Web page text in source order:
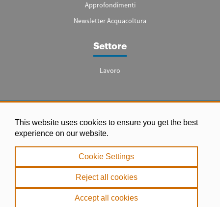
This website uses cookies to ensure you get the best
experience on our website.
Cookie Settings
Reject all cookies
Accept all cookies
Approfondimenti
Newsletter Acquacoltura
Settore
Lavoro
Note legali
|
Politica sui Cookie
. Copyright dei testi, delle immagini e dei video © misPeces.com - 2000 -